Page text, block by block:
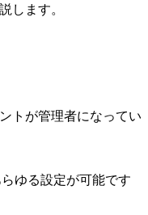
します。
トが管理者になってい
ゆる設定が可能です